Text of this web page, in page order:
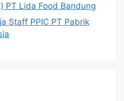
PT Lida Food Bandung
Staff PPIC PT Pabrik